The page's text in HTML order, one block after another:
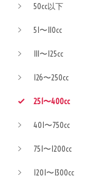
50cc以下
51〜110cc
111〜125cc
126〜250cc
251〜400cc
401〜750cc
751〜1200cc
1201〜1300cc